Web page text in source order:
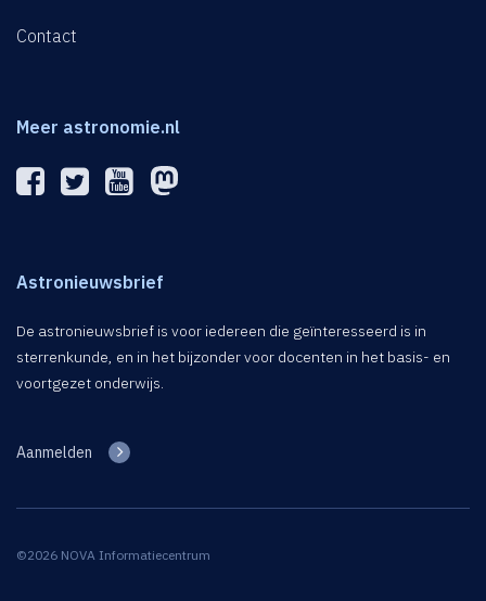
Contact
Meer astronomie.nl
Astronieuwsbrief
De astronieuwsbrief is voor iedereen die geïnteresseerd is in
sterrenkunde, en in het bijzonder voor docenten in het basis- en
voortgezet onderwijs.
Aanmelden
©2026 NOVA Informatiecentrum